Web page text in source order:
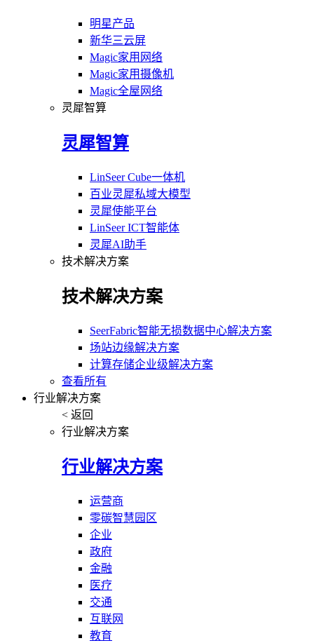
明星产品
新华三云屏
Magic家用网络
Magic家用摄像机
Magic全屋网络
灵犀智算
灵犀智算
LinSeer Cube一体机
百业灵犀私域大模型
灵犀使能平台
LinSeer ICT智能体
灵犀AI助手
技术解决方案
技术解决方案
SeerFabric智能无损数据中心解决方案
场站边缘解决方案
计算存储企业级解决方案
查看所有
行业解决方案
< 返回
行业解决方案
行业解决方案
运营商
零碳智慧园区
企业
政府
金融
医疗
交通
互联网
教育